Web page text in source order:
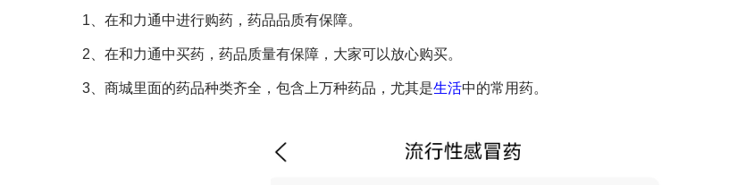
1、在和力通中进行购药，药品品质有保障。
2、在和力通中买药，药品质量有保障，大家可以放心购买。
3、商城里面的药品种类齐全，包含上万种药品，尤其是生活中的常用药。